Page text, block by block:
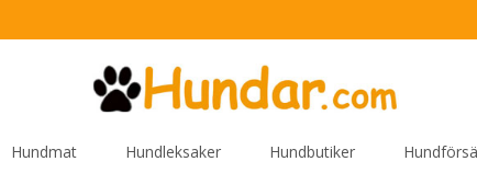
Hundmat Hundleksaker Hundbutiker